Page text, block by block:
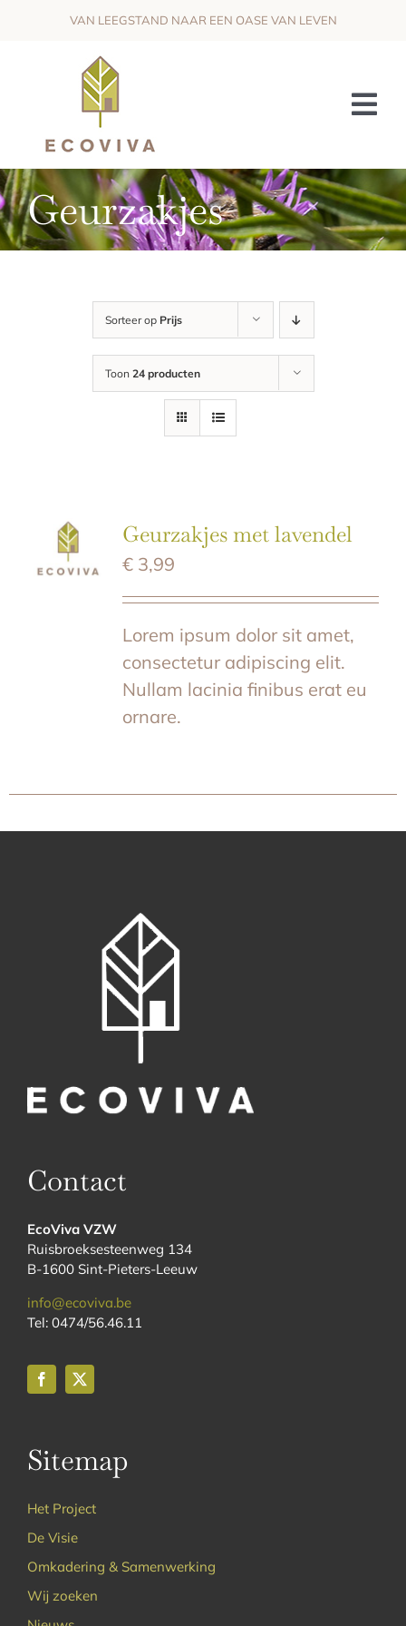
VAN LEEGSTAND NAAR EEN OASE VAN LEVEN
HET PROJECT
DE VISIE
Geurzakjes
Sorteer op Prijs
Toon 24 producten
Geurzakjes met lavendel
€3,99
Lorem ipsum dolor sit amet,
consectetur adipiscing elit.
Nullam lacinia finibus erat eu
ornare.
Contact
EcoViva VZW
Ruisbroeksesteenweg 134
B-1600 Sint-Pieters-Leeuw
info@ecoviva.be
Tel: 0474/56.46.11
Sitemap
Het Project
De Visie
Omkadering & Samenwerking
Wij zoeken